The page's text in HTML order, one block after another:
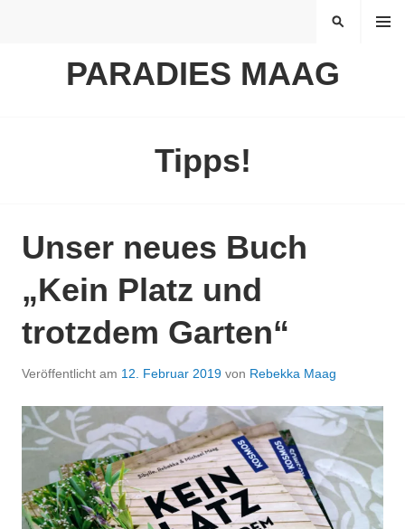
PARADIES MAAG
MENÜ
SUCHEN
Tipps!
Unser neues Buch
„Kein Platz und
trotzdem Garten“
Veröffentlicht am 12. Februar 2019 von Rebekka Maag